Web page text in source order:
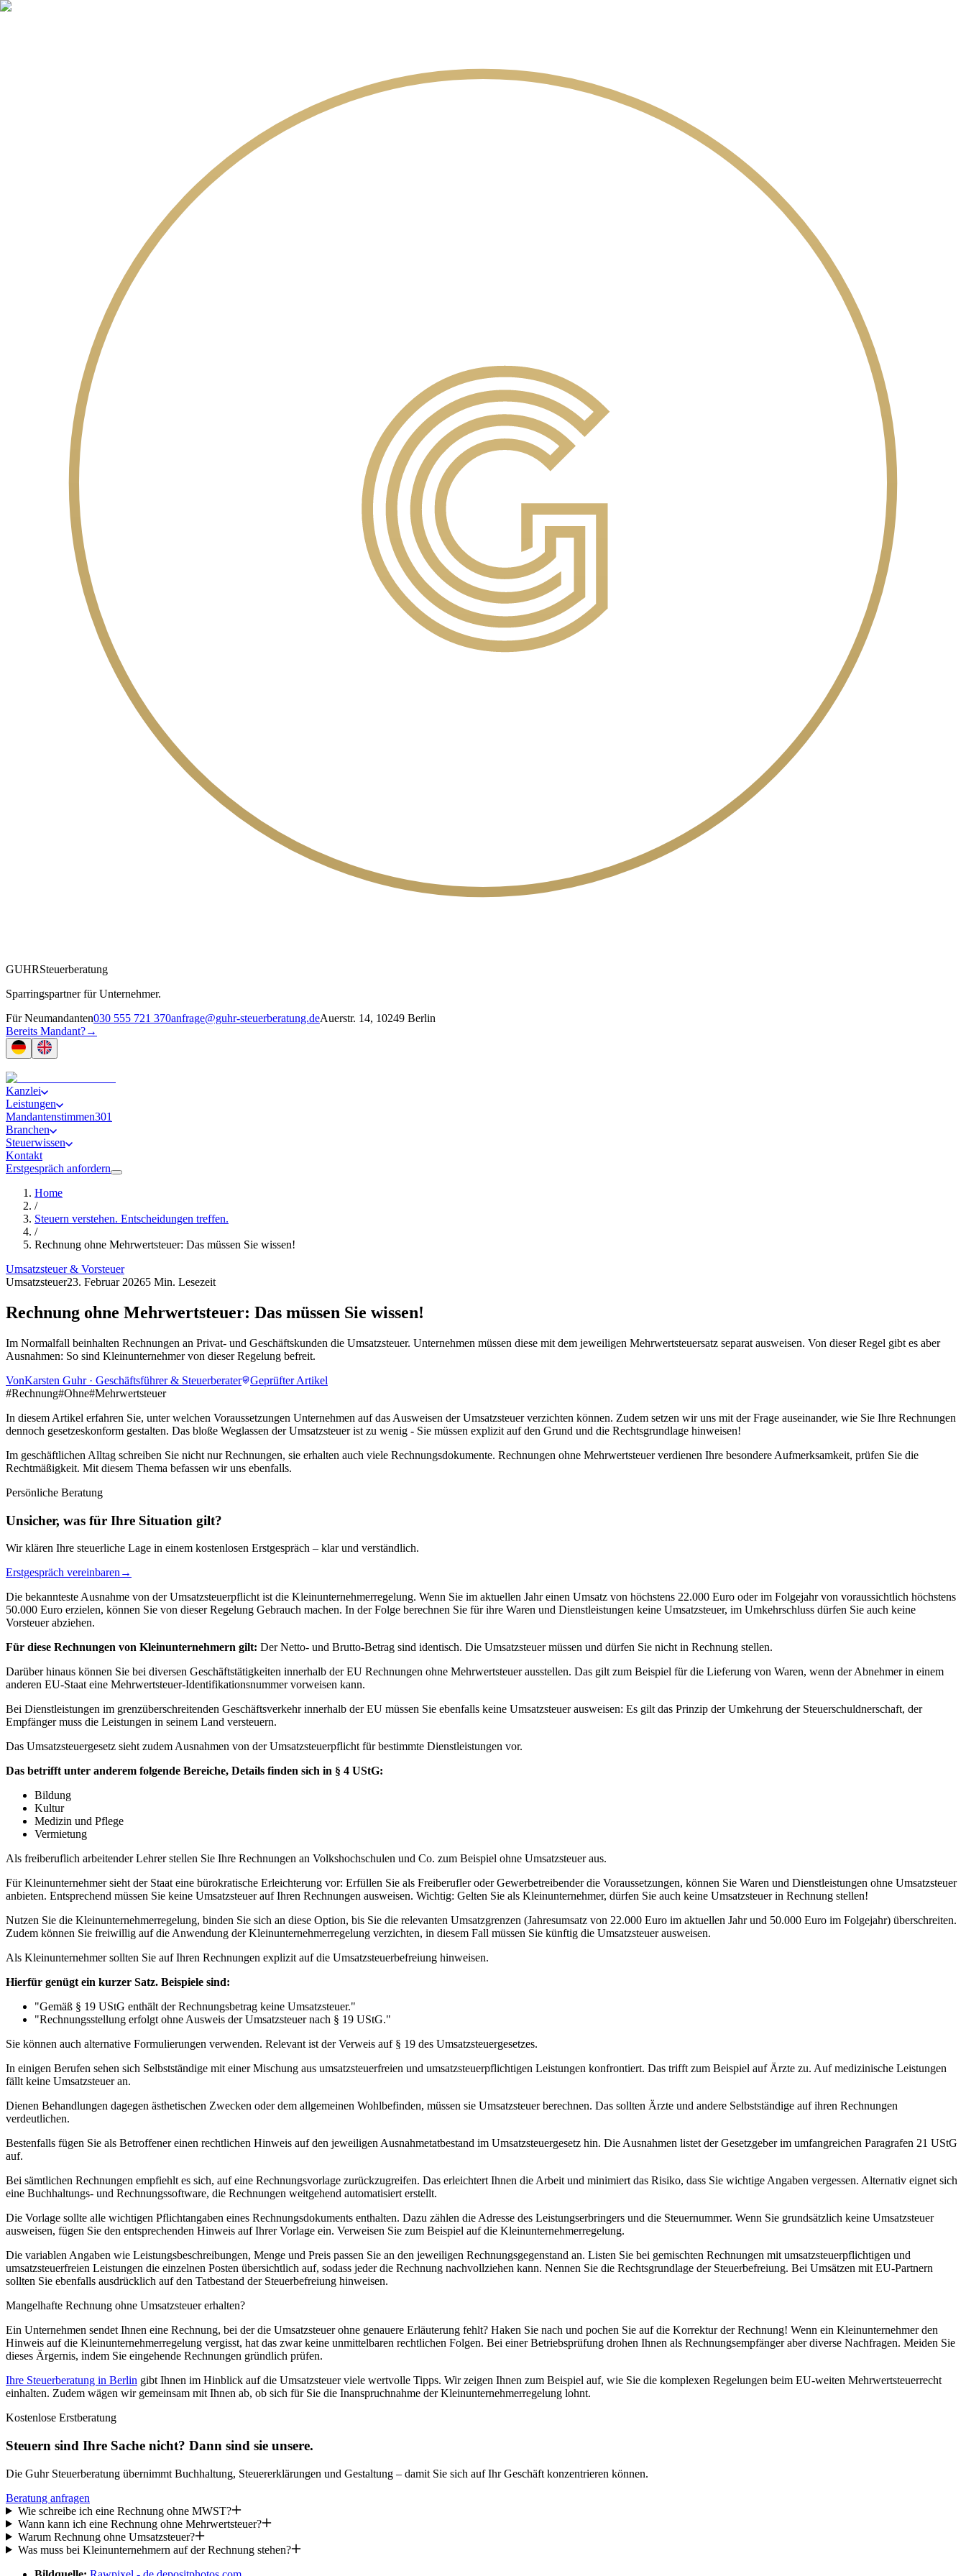
GUHRSteuerberatung
Sparringspartner für Unternehmer.
Für Neumandanten030 555 721 370anfrage@guhr-steuerberatung.deAuerstr. 14, 10249 Berlin
Bereits Mandant?→
Kanzlei
Leistungen
Mandantenstimmen301
Branchen
Steuerwissen
Kontakt
Erstgespräch anfordern
Home
/
Steuern verstehen. Entscheidungen treffen.
/
Rechnung ohne Mehrwertsteuer: Das müssen Sie wissen!
Umsatzsteuer & Vorsteuer
Umsatzsteuer23. Februar 20265 Min. Lesezeit
Rechnung ohne Mehrwertsteuer: Das müssen Sie wissen!
Im Normalfall beinhalten Rechnungen an Privat- und Geschäftskunden die Umsatzsteuer. Unternehmen müssen diese mit dem jeweiligen Mehrwertsteuersatz separat ausweisen. Von dieser Regel gibt es aber
Ausnahmen: So sind Kleinunternehmer von dieser Regelung befreit.
VonKarsten Guhr· Geschäftsführer & Steuerberater
Geprüfter Artikel
#Rechnung#Ohne#Mehrwertsteuer
In diesem Artikel erfahren Sie, unter welchen Voraussetzungen Unternehmen auf das Ausweisen der Umsatzsteuer verzichten können. Zudem setzen wir uns mit der Frage auseinander, wie Sie Ihre Rechnungen
dennoch gesetzeskonform gestalten. Das bloße Weglassen der Umsatzsteuer ist zu wenig - Sie müssen explizit auf den Grund und die Rechtsgrundlage hinweisen!
Im geschäftlichen Alltag schreiben Sie nicht nur Rechnungen, sie erhalten auch viele Rechnungsdokumente. Rechnungen ohne Mehrwertsteuer verdienen Ihre besondere Aufmerksamkeit, prüfen Sie die
Rechtmäßigkeit. Mit diesem Thema befassen wir uns ebenfalls.
Persönliche Beratung
Unsicher, was für Ihre Situation gilt?
Wir klären Ihre steuerliche Lage in einem kostenlosen Erstgespräch – klar und verständlich.
Erstgespräch vereinbaren →
Die bekannteste Ausnahme von der Umsatzsteuerpflicht ist die Kleinunternehmerregelung. Wenn Sie im aktuellen Jahr einen Umsatz von höchstens 22.000 Euro oder im Folgejahr von voraussichtlich höchstens
50.000 Euro erzielen, können Sie von dieser Regelung Gebrauch machen. In der Folge berechnen Sie für ihre Waren und Dienstleistungen keine Umsatzsteuer, im Umkehrschluss dürfen Sie auch keine
Vorsteuer abziehen.
Für diese Rechnungen von Kleinunternehmern gilt: Der Netto- und Brutto-Betrag sind identisch. Die Umsatzsteuer müssen und dürfen Sie nicht in Rechnung stellen.
Darüber hinaus können Sie bei diversen Geschäftstätigkeiten innerhalb der EU Rechnungen ohne Mehrwertsteuer ausstellen. Das gilt zum Beispiel für die Lieferung von Waren, wenn der Abnehmer in einem
anderen EU-Staat eine Mehrwertsteuer-Identifikationsnummer vorweisen kann.
Bei Dienstleistungen im grenzüberschreitenden Geschäftsverkehr innerhalb der EU müssen Sie ebenfalls keine Umsatzsteuer ausweisen: Es gilt das Prinzip der Umkehrung der Steuerschuldnerschaft, der
Empfänger muss die Leistungen in seinem Land versteuern.
Das Umsatzsteuergesetz sieht zudem Ausnahmen von der Umsatzsteuerpflicht für bestimmte Dienstleistungen vor.
Das betrifft unter anderem folgende Bereiche, Details finden sich in § 4 UStG:
Bildung
Kultur
Medizin und Pflege
Vermietung
Als freiberuflich arbeitender Lehrer stellen Sie Ihre Rechnungen an Volkshochschulen und Co. zum Beispiel ohne Umsatzsteuer aus.
Für Kleinunternehmer sieht der Staat eine bürokratische Erleichterung vor: Erfüllen Sie als Freiberufler oder Gewerbetreibender die Voraussetzungen, können Sie Waren und Dienstleistungen ohne Umsatzsteuer
anbieten. Entsprechend müssen Sie keine Umsatzsteuer auf Ihren Rechnungen ausweisen. Wichtig: Gelten Sie als Kleinunternehmer, dürfen Sie auch keine Umsatzsteuer in Rechnung stellen!
Nutzen Sie die Kleinunternehmerregelung, binden Sie sich an diese Option, bis Sie die relevanten Umsatzgrenzen (Jahresumsatz von 22.000 Euro im aktuellen Jahr und 50.000 Euro im Folgejahr) überschreiten.
Zudem können Sie freiwillig auf die Anwendung der Kleinunternehmerregelung verzichten, in diesem Fall müssen Sie künftig die Umsatzsteuer ausweisen.
Als Kleinunternehmer sollten Sie auf Ihren Rechnungen explizit auf die Umsatzsteuerbefreiung hinweisen.
Hierfür genügt ein kurzer Satz. Beispiele sind:
"Gemäß § 19 UStG enthält der Rechnungsbetrag keine Umsatzsteuer."
"Rechnungsstellung erfolgt ohne Ausweis der Umsatzsteuer nach § 19 UStG."
Sie können auch alternative Formulierungen verwenden. Relevant ist der Verweis auf § 19 des Umsatzsteuergesetzes.
In einigen Berufen sehen sich Selbstständige mit einer Mischung aus umsatzsteuerfreien und umsatzsteuerpflichtigen Leistungen konfrontiert. Das trifft zum Beispiel auf Ärzte zu. Auf medizinische Leistungen
fällt keine Umsatzsteuer an.
Dienen Behandlungen dagegen ästhetischen Zwecken oder dem allgemeinen Wohlbefinden, müssen sie Umsatzsteuer berechnen. Das sollten Ärzte und andere Selbstständige auf ihren Rechnungen
verdeutlichen.
Bestenfalls fügen Sie als Betroffener einen rechtlichen Hinweis auf den jeweiligen Ausnahmetatbestand im Umsatzsteuergesetz hin. Die Ausnahmen listet der Gesetzgeber im umfangreichen Paragrafen 21 UStG
auf.
Bei sämtlichen Rechnungen empfiehlt es sich, auf eine Rechnungsvorlage zurückzugreifen. Das erleichtert Ihnen die Arbeit und minimiert das Risiko, dass Sie wichtige Angaben vergessen. Alternativ eignet sich
eine Buchhaltungs- und Rechnungssoftware, die Rechnungen weitgehend automatisiert erstellt.
Die Vorlage sollte alle wichtigen Pflichtangaben eines Rechnungsdokuments enthalten. Dazu zählen die Adresse des Leistungserbringers und die Steuernummer. Wenn Sie grundsätzlich keine Umsatzsteuer
ausweisen, fügen Sie den entsprechenden Hinweis auf Ihrer Vorlage ein. Verweisen Sie zum Beispiel auf die Kleinunternehmerregelung.
Die variablen Angaben wie Leistungsbeschreibungen, Menge und Preis passen Sie an den jeweiligen Rechnungsgegenstand an. Listen Sie bei gemischten Rechnungen mit umsatzsteuerpflichtigen und
umsatzsteuerfreien Leistungen die einzelnen Posten übersichtlich auf, sodass jeder die Rechnung nachvollziehen kann. Nennen Sie die Rechtsgrundlage der Steuerbefreiung. Bei Umsätzen mit EU-Partnern
sollten Sie ebenfalls ausdrücklich auf den Tatbestand der Steuerbefreiung hinweisen.
Mangelhafte Rechnung ohne Umsatzsteuer erhalten?
Ein Unternehmen sendet Ihnen eine Rechnung, bei der die Umsatzsteuer ohne genauere Erläuterung fehlt? Haken Sie nach und pochen Sie auf die Korrektur der Rechnung! Wenn ein Kleinunternehmer den
Hinweis auf die Kleinunternehmerregelung vergisst, hat das zwar keine unmittelbaren rechtlichen Folgen. Bei einer Betriebsprüfung drohen Ihnen als Rechnungsempfänger aber diverse Nachfragen. Meiden Sie
dieses Ärgernis, indem Sie eingehende Rechnungen gründlich prüfen.
Ihre Steuerberatung in Berlin gibt Ihnen im Hinblick auf die Umsatzsteuer viele wertvolle Tipps. Wir zeigen Ihnen zum Beispiel auf, wie Sie die komplexen Regelungen beim EU-weiten Mehrwertsteuerrecht
einhalten. Zudem wägen wir gemeinsam mit Ihnen ab, ob sich für Sie die Inanspruchnahme der Kleinunternehmerregelung lohnt.
Kostenlose Erstberatung
Steuern sind Ihre Sache nicht? Dann sind sie unsere.
Die Guhr Steuerberatung übernimmt Buchhaltung, Steuererklärungen und Gestaltung – damit Sie sich auf Ihr Geschäft konzentrieren können.
Beratung anfragen
Wie schreibe ich eine Rechnung ohne MWST?
Wann kann ich eine Rechnung ohne Mehrwertsteuer?
Warum Rechnung ohne Umsatzsteuer?
Was muss bei Kleinunternehmern auf der Rechnung stehen?